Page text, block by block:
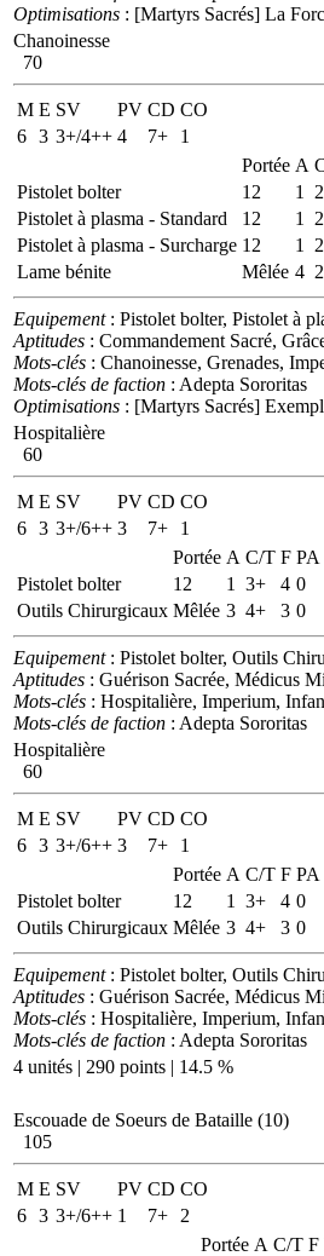
Optimisations : [Martyrs Sacrés] La
Chanoinesse
70
M E SV PV CD CO
6 3 3+/4++ 4 7+
1
Portée A
Pistolet bolter
12 1
Pistolet à plasma - Standard
12 1
Pistolet à plasma - Surcharge 12 1
Lame bénite
Mêlée 4
Equipement: Pistolet bolter, Pistolet à
Aptitudes : Commandement Sacré,
Mots-clés : Chanoinesse, Grenades,
Mots-clés de faction : Adepta Sororitas
Optimisations : [Martyrs Sacrés]
Hospitalière
60
M E SV PV CD CO
6 3 3+/6++ 3 7+
1
Portée A C/T F PA
Pistolet bolter
12 1 3+ 4 0
Outils Chirurgicaux Mêlée 3 4+ 3 0
Equipement: Pistolet bolter, Outils
Aptitudes : Guérison Sacrée, Médicus
Mots-clés : Hospitalière, Imperium,
Mots-clés de faction : Adepta Sororitas
Hospitalière
60
M E SV PV CD CO
6 3 3+/6++ 3 7+
1
Portée A C/T F PA
Pistolet bolter
12 1 3+ 4 0
Outils Chirurgicaux Mêlée 3 4+ 3 0
Equipement: Pistolet bolter, Outils
Aptitudes : Guérison Sacrée, Médicus
Mots-clés : Hospitalière, Imperium,
Mots-clés de faction : Adepta Sororitas
4 unités | 290 points | 14.5 %
Escouade de Soeurs de Bataille (10)
105
M E SV PV CD CO
6 3 3+/6++ 1 7+
2
Portée A C/T F